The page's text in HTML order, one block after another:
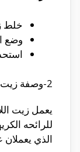
خلط
وضع
2- وصفة زيت
يعمل زيت
للرائحه
الذي